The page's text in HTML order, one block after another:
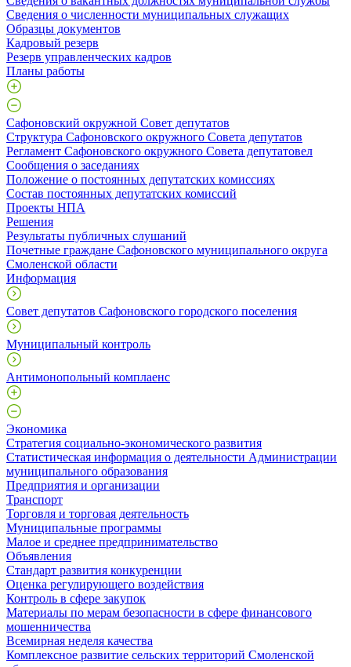
Сведения о численности муниципальных служащих
Образцы документов
Кадровый резерв
Резерв управленческих кадров
Планы работы
Сафоновский окружной Совет депутатов
Структура Сафоновского окружного Совета депутатов
Регламент Сафоновского окружного Совета депутатовел
Сообщения о заседаниях
Положение о постоянных депутатских комиссиях
Состав постоянных депутатских комиссий
Проекты НПА
Решения
Результаты публичных слушаний
Почетные граждане Сафоновского муниципального округа
Смоленской области
Информация
Совет депутатов Сафоновского городского поселения
Муниципальный контроль
Антимонопольный комплаенс
Экономика
Стратегия социально-экономического развития
Статистическая информация о деятельности Администрации
муниципального образования
Предприятия и организации
Транспорт
Торговля и торговая деятельность
Муниципальные программы
Малое и среднее предпринимательство
Объявления
Стандарт развития конкуренции
Оценка регулирующего воздействия
Контроль в сфере закупок
Материалы по мерам безопасности в сфере финансового
мошенничества
Всемирная неделя качества
Комплексное развитие сельских территорий Смоленской